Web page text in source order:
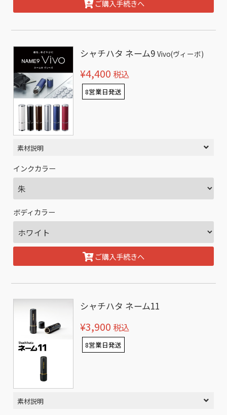
ご購入手続きへ
シャチハタ ネーム9Vivo(ヴィーボ)
¥4,400 税込
8営業日発送
素材説明
インクカラー
ボディカラー
ご購入手続きへ
シャチハタ ネーム11
¥3,900 税込
8営業日発送
素材説明